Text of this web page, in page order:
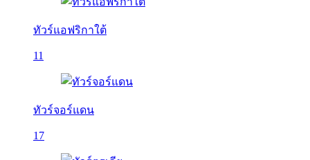
ทัวร์แอฟริกาใต้
11
ทัวร์จอร์แดน
17